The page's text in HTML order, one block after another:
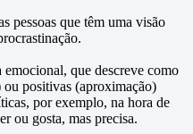
pessoas que têm uma visão
emocional, que descreve como
ou positivas (aproximação)
por exemplo, na hora de
ou gosta, mas precisa.